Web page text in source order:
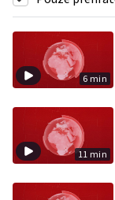
6 min
11 min